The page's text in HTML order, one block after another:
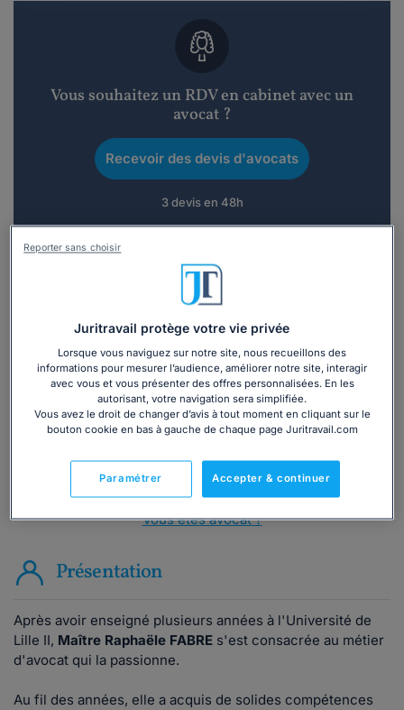
Vous souhaitez un RDV en cabinet avec un
avocat ?
Recevoir des devis d'avocats
3 devis en 48h
Vous souhaitez une consultation par
téléphone ?
Consulter immédiatement
ou appelez le01 75 75 42 33(8h à 21h du lundi au
Vous êtes avocat ?
Présentation
Après avoir enseigné plusieurs années à l'Université de
Lille II, Maître Raphaële FABRE s'est consacrée au métier
d'avocat qui la passionne.
Au fil des années, elle a acquis de solides compétences
Juritravail protège votre vie privée
Lorsque vous naviguez sur notre site, nous recueillons des
informations pour mesurer l’audience, améliorer notre site, interagir
avec vous et vous présenter des offres personnalisées. En les
autorisant, votre navigation sera simplifiée.
Vous avez le droit de changer d’avis à tout moment en cliquant sur le
bouton cookie en bas à gauche de chaque page Juritravail.com
Accepter & continuer
Paramétrer
Reporter sans choisir